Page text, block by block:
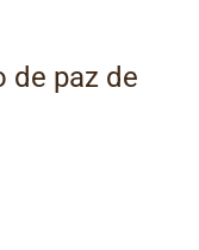
de paz de